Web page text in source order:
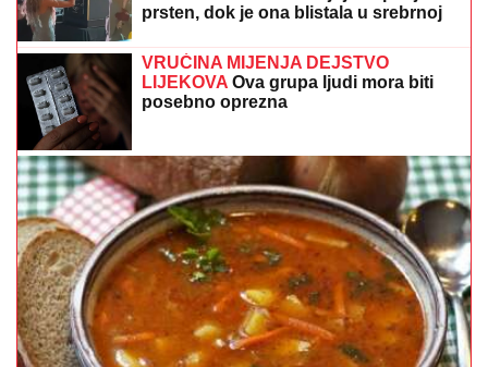
Tajna guste domaće čorbe krije se u jednoj namirnici
koju svi imamo u kuhinji
Jabučni ocat nije čudotvoran lijek:
Stručnjaci razjasnili najveće zablude